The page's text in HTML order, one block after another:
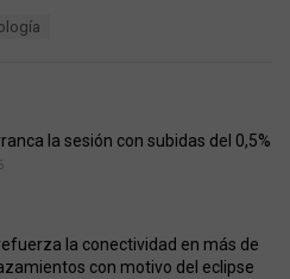
la sesión con subidas del 0,5%
la conectividad en más de
con motivo del eclipse